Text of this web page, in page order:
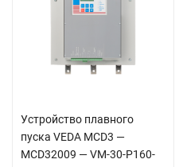
Устройство плавного
пуска VEDA MCD3 —
MCD32009 — VM-30-P160-